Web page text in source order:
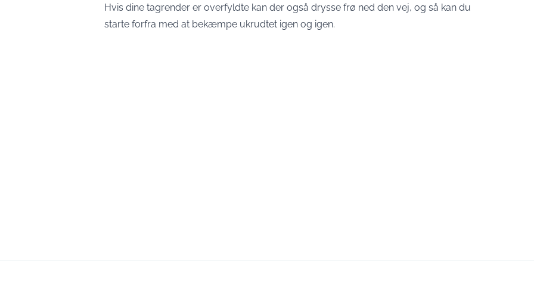
Hvis dine tagrender er overfyldte kan der også drysse frø ned den vej, og så kan du
starte forfra med at bekæmpe ukrudtet igen og igen.